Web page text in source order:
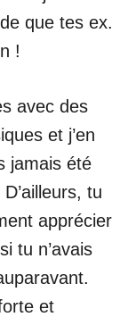
que tes ex.
!
avec des
et j’en
jamais été
tu
apprécier
tu n’avais
et